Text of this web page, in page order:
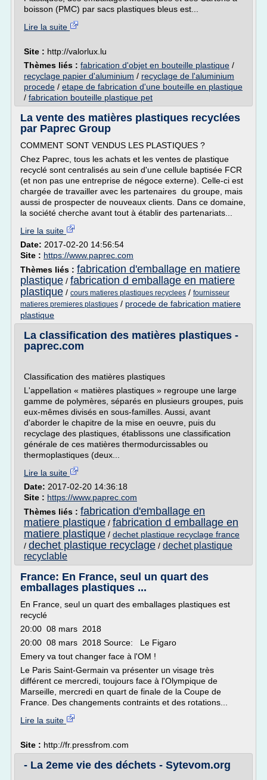
boisson (PMC) par sacs plastiques bleus est...
Lire la suite
Site : http://valorlux.lu
Thèmes liés : fabrication d'objet en bouteille plastique /
recyclage papier d'aluminium / recyclage de l'aluminium
procede / etape de fabrication d'une bouteille en plastique
/ fabrication bouteille plastique pet
La vente des matières plastiques recyclées
par Paprec Group
COMMENT SONT VENDUS LES PLASTIQUES ?
Chez Paprec, tous les achats et les ventes de plastique
recyclé sont centralisés au sein d'une cellule baptisée FCR
(et non pas une entreprise de négoce externe). Celle-ci est
chargée de travailler avec les partenaires du groupe, mais
aussi de prospecter de nouveaux clients. Dans ce domaine,
la société cherche avant tout à établir des partenariats...
Lire la suite
Date: 2017-02-20 14:56:54
Site : https://www.paprec.com
Thèmes liés : fabrication d'emballage en matiere
plastique / fabrication d emballage en matiere
plastique / cours matieres plastiques recyclees / fournisseur
matieres premieres plastiques / procede de fabrication matiere
plastique
La classification des matières plastiques -
paprec.com
Classification des matières plastiques
L'appellation « matières plastiques » regroupe une large
gamme de polymères, séparés en plusieurs groupes, puis
eux-mêmes divisés en sous-familles. Aussi, avant
d'aborder le chapitre de la mise en oeuvre, puis du
recyclage des plastiques, établissons une classification
générale de ces matières thermodurcissables ou
thermoplastiques (deux...
Lire la suite
Date: 2017-02-20 14:36:18
Site : https://www.paprec.com
Thèmes liés : fabrication d'emballage en
matiere plastique / fabrication d emballage en
matiere plastique / dechet plastique recyclage france
/ dechet plastique recyclage / dechet plastique
recyclable
France: En France, seul un quart des
emballages plastiques ...
En France, seul un quart des emballages plastiques est
recyclé
20:00 08 mars 2018
20:00 08 mars 2018 Source: Le Figaro
Emery va tout changer face à l'OM !
Le Paris Saint-Germain va présenter un visage très
différent ce mercredi, toujours face à l'Olympique de
Marseille, mercredi en quart de finale de la Coupe de
France. Des changements contraints et des rotations...
Lire la suite
Site : http://fr.pressfrom.com
- La 2eme vie des déchets - Sytevom.org